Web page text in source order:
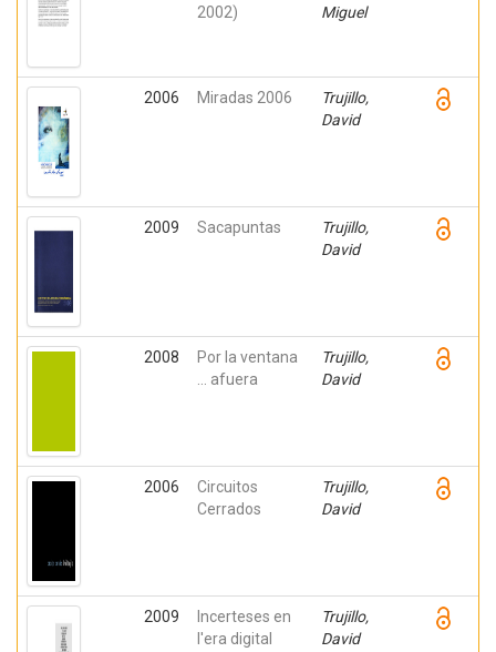
2002)
Miguel
2006 Miradas 2006
Trujillo,
David
2009 Sacapuntas
Trujillo,
David
2008
Por la ventana
... afuera
Trujillo,
David
2006
Circuitos
Cerrados
Trujillo,
David
2009
Incerteses en
l'era digital
Trujillo,
David